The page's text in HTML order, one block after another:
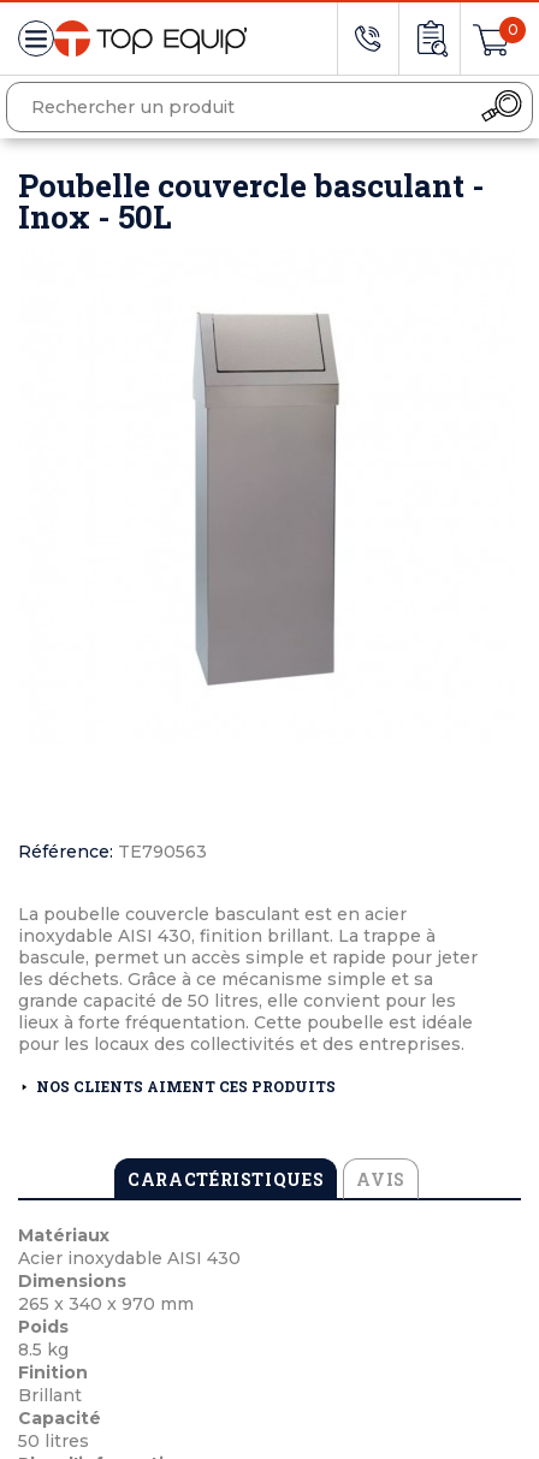
0
Poubelle couvercle basculant -
Inox - 50L
Référence: TE790563
La poubelle couvercle basculant est en acier
inoxydable AISI 430, finition brillant. La trappe à
bascule, permet un accès simple et rapide pour jeter
les déchets. Grâce à ce mécanisme simple et sa
grande capacité de 50 litres, elle convient pour les
lieux à forte fréquentation. Cette poubelle est idéale
pour les locaux des collectivités et des entreprises.
NOS CLIENTS AIMENT CES PRODUITS
CARACTÉRISTIQUES AVIS
Matériaux
Acier inoxydable AISI 430
Dimensions
265 x 340 x 970 mm
Poids
8.5 kg
Finition
Brillant
Capacité
50 litres